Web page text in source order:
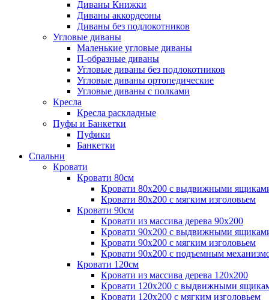
Диваны Книжки
Диваны аккордеоны
Диваны без подлокотников
Угловые диваны
Маленькие угловые диваны
П-образные диваны
Угловые диваны без подлокотников
Угловые диваны ортопедические
Угловые диваны с полками
Кресла
Кресла раскладные
Пуфы и Банкетки
Пуфики
Банкетки
Спальни
Кровати
Кровати 80см
Кровати 80х200 с выдвижными
Кровати 80х200 с мягким изголовьем
Кровати 90см
Кровати из массива дерева 90х200
Кровати 90х200 с выдвижными
Кровати 90х200 с мягким изголовьем
Кровати 90х200 с подъемным
Кровати 120см
Кровати из массива дерева 120х200
Кровати 120х200 с выдвижными
Кровати 120х200 с мягким изголовьем